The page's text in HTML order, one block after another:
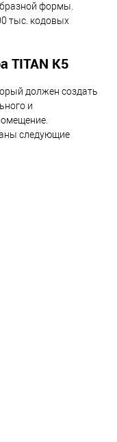
формы.
тыс. кодовых
TITAN K5
должен создать
и
следующие